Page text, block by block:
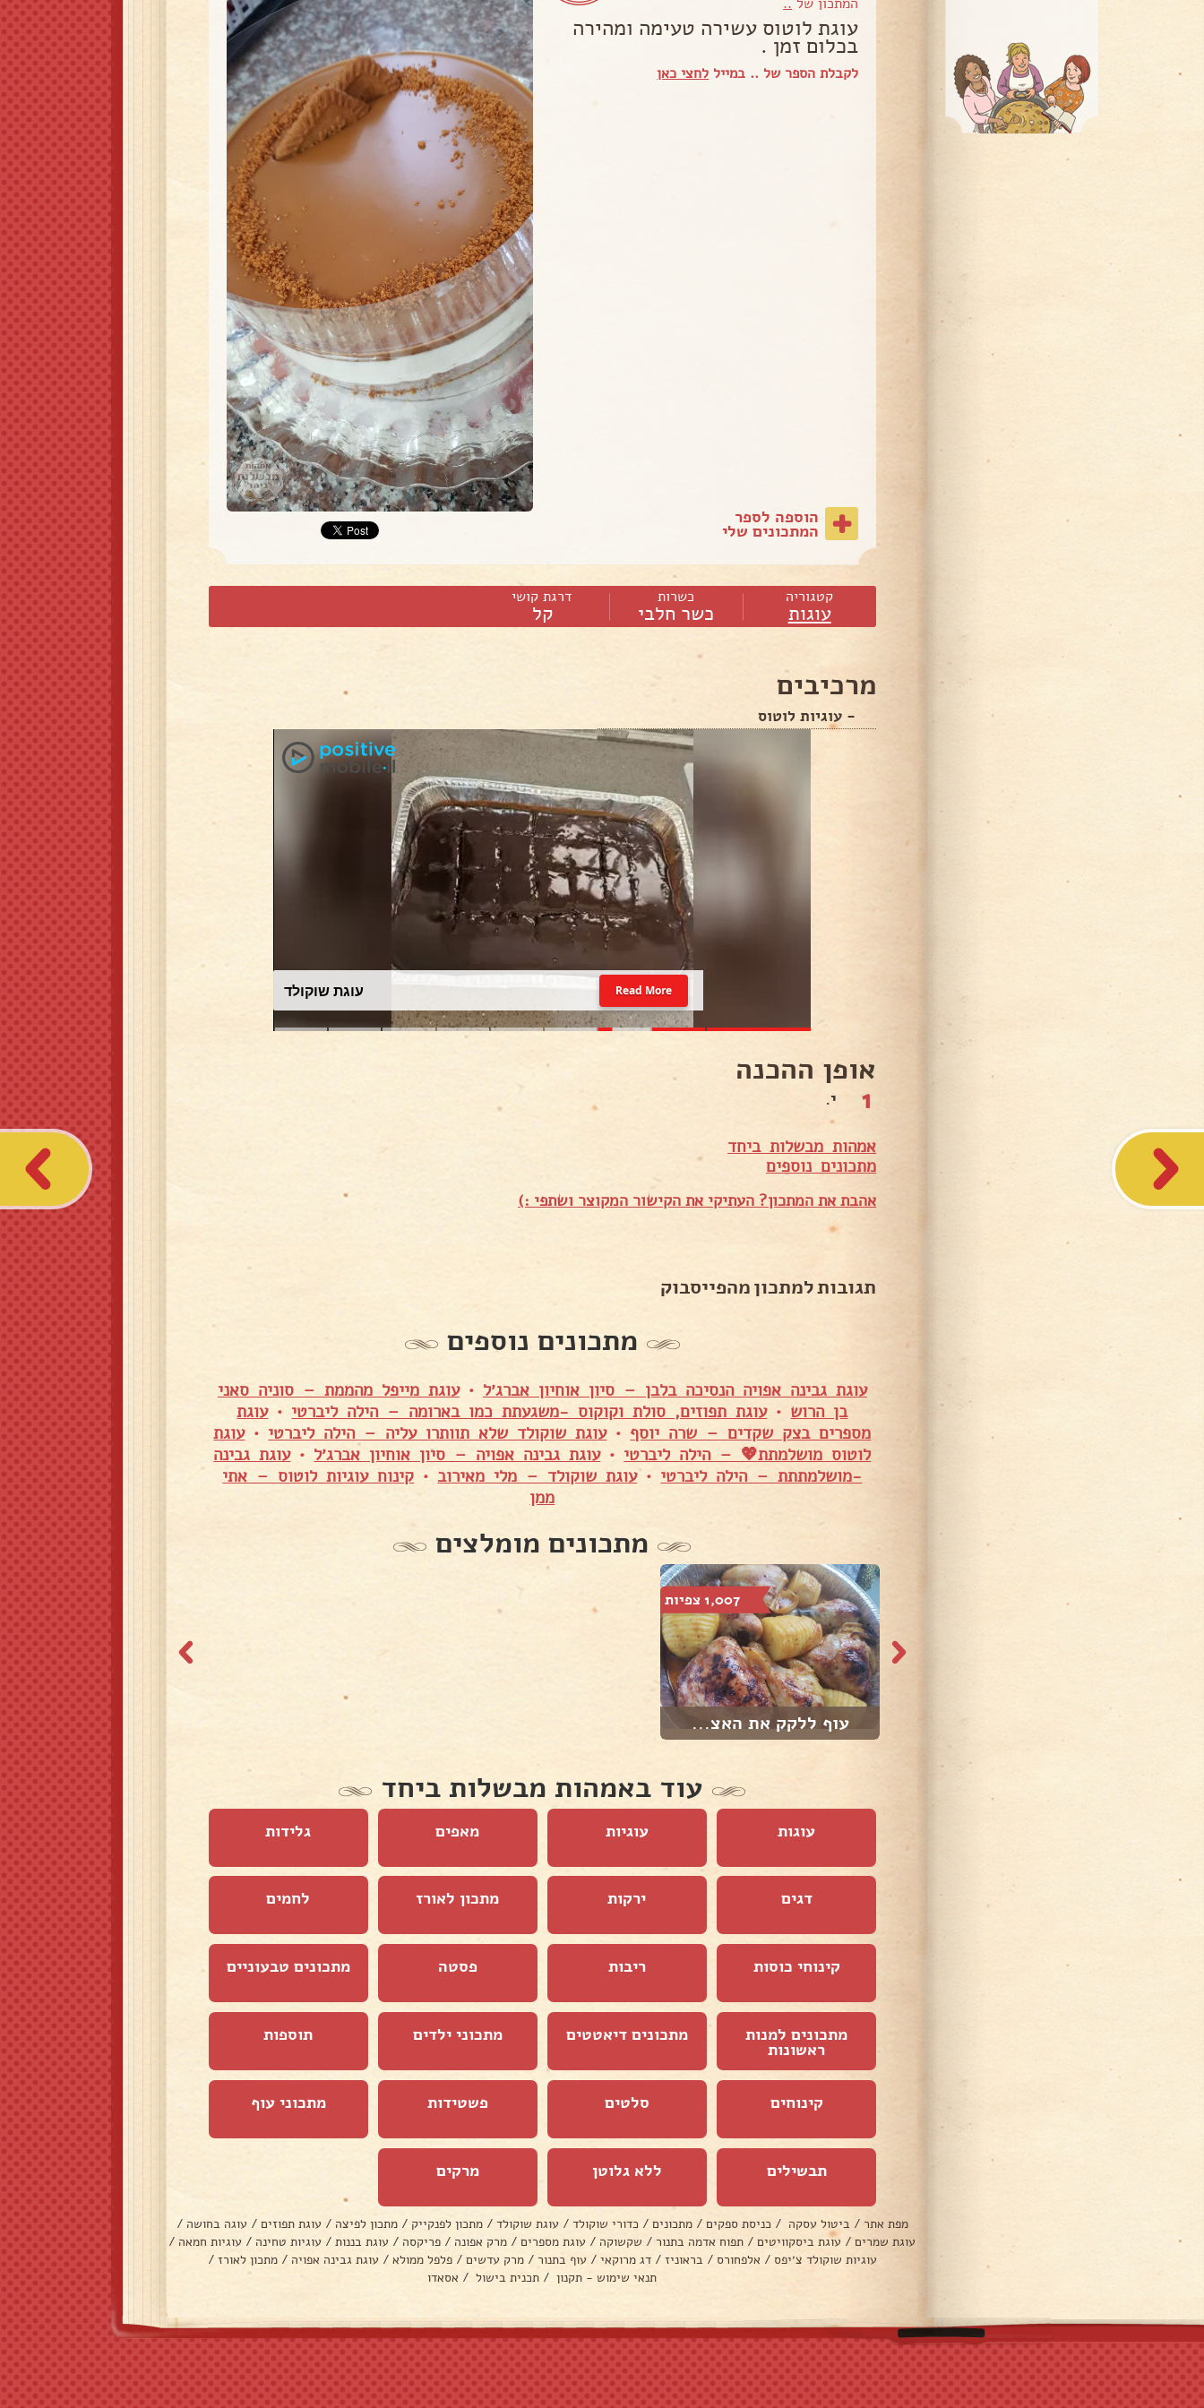
עוגת לוטוס עשירה טעימה ומהירה
בכלום זמן .
לקבלת הספר של .. במייל לחצי כאן
הוספה לספר
המתכונים שלי
קטגוריה
עוגות
כשרות
כשר חלבי
דרגת קושי
קל
מרכיבים
- עוגיות לוטוס
עוגת שוקולד Read More
אופן ההכנה
1 י.
אמהות מבשלות ביחד
מתכונים נוספים
אהבת את המתכון? העתיקי את הקישור המקוצר ושתפי :)
תגובות למתכון מהפייסבוק
מתכונים נוספים
עוגת גבינה אפויה הנסיכה בלבן – סיון אוחיון אברג׳ל•עוגת מייפל מהממת – סוניה סאני
בן הרוש•עוגת תפוזים, סולת וקוקוס -משגעתת כמו בארומה – הילה ליברטי•עוגת
מספרים בצק שקדים – שרה יוסף•עוגת שוקולד שלא תוותרו עליה – הילה ליברטי•עוגת
לוטוס מושלמתת💖 – הילה ליברטי•עוגת גבינה אפויה – סיון אוחיון אברג׳ל•עוגת גבינה
-מושלמתתת – הילה ליברטי•עוגת שוקולד – מלי מאירוב•קינוח עוגיות לוטוס – אתי
ממן
מתכונים מומלצים
1,007 צפיות
עוף ללקק את האצ...
עוד באמהות מבשלות ביחד
עוגות עוגיות מאפים גלידות
דגים ירקות מתכון לאורז לחמים
קינוחי כוסות ריבות פסטה מתכונים טבעוניים
מתכונים למנות
ראשונות
מתכונים דיאטטים מתכוני ילדים תוספות
קינוחים סלטים פשטידות מתכוני עוף
תבשילים ללא גלוטן מרקים
מפת אתר / ביטול עסקה / כניסת ספקים / מתכונים / כדורי שוקולד / עוגת שוקולד / מתכון לפנקייק / מתכון לפיצה / עוגת תפוזים / עוגה בחושה /
עוגת שמרים / עוגת ביסקוויטים / תפוח אדמה בתנור / שקשוקה / עוגת מספרים / מרק אפונה / פריקסה / עוגת בננות / עוגיות טחינה / עוגיות חמאה /
עוגיות שוקולד צ׳יפס / אלפחורס / בראוניז / דג מרוקאי / עוף בתנור / מרק עדשים / פלפל ממולא / עוגת גבינה אפויה / מתכון לאורז /
תנאי שימוש - תקנון / תכנית בישול / אסאדו